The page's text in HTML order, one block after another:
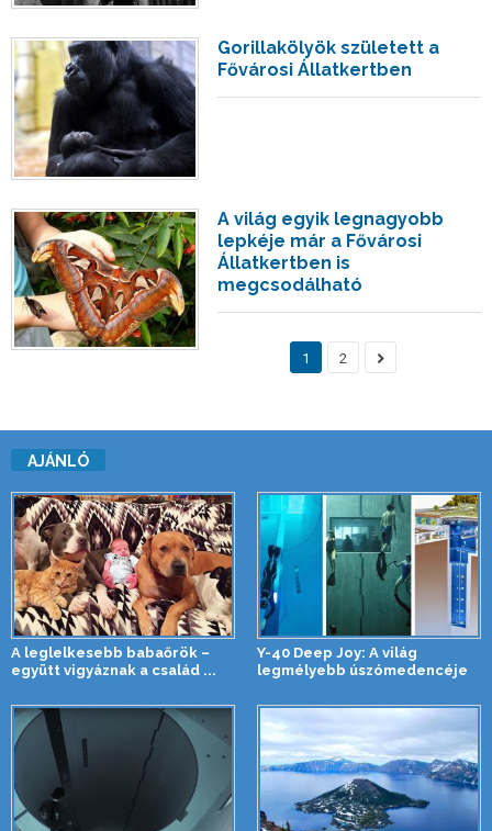
Gorillakölyök született a
Fővárosi Állatkertben
A világ egyik legnagyobb
lepkéje már a Fővárosi
Állatkertben is
megcsodálható
1 2
AJÁNLÓ
A leglelkesebb babaőrök –
együtt vigyáznak a család ...
Y-40 Deep Joy: A világ
legmélyebb úszómedencéje